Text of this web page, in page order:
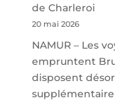
de Charleroi
20 mai 2026
NAMUR – Les
empruntent
disposent